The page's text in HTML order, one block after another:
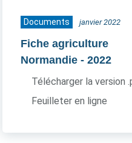
Documents janvier 2022
Fiche agriculture
Normandie - 2022
Télécharger la version
Feuilleter en ligne